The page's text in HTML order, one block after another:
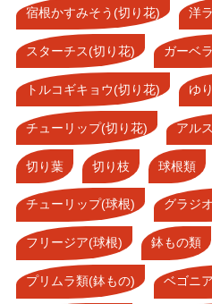
宿根かすみそう(切り花) 洋
スターチス(切り花) ガーベ
トルコギキョウ(切り花) ゆ
チューリップ(切り花) アル
切り葉 切り枝 球根類
チューリップ(球根) グラジ
フリージア(球根) 鉢もの類
プリムラ類(鉢もの) ベゴニ